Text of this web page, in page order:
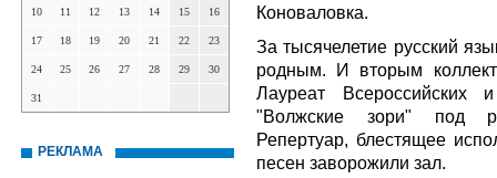
10 11 12 13 14 15 16
17 18 19 20 21 22 23
24 25 26 27 28 29 30
31
РЕКЛАМА
Коноваловка.
За тысячелетие русский
родным. И вторым
Лауреат Всероссийских
"Волжские зори" под
Репертуар, блестящее
песен заворожили зал.